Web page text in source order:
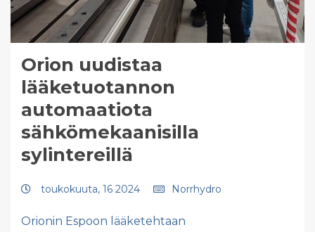
Orion uudistaa
lääketuotannon
automaatiota
sähkömekaanisilla
sylintereillä
toukokuuta, 16 2024 Norrhydro
Orionin Espoon lääketehtaan